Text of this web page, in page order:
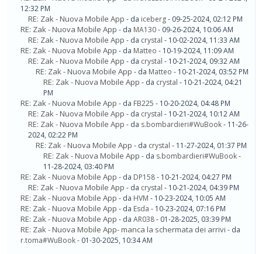
12:32 PM
RE: Zak - Nuova Mobile App - da iceberg- 09-25-2024, 02:12 PM
RE: Zak - Nuova Mobile App - da MA130- 09-26-2024, 10:06 AM
RE: Zak - Nuova Mobile App - da crystal - 10-02-2024, 11:33 AM
RE: Zak - Nuova Mobile App - da Matteo - 10-19-2024, 11:09 AM
RE: Zak - Nuova Mobile App - da crystal - 10-21-2024, 09:32 AM
RE: Zak - Nuova Mobile App - da Matteo - 10-21-2024, 03:52 PM
RE: Zak - Nuova Mobile App - da crystal - 10-21-2024, 04:21
PM
RE: Zak - Nuova Mobile App - da FB225 - 10-20-2024, 04:48 PM
RE: Zak - Nuova Mobile App - da crystal - 10-21-2024, 10:12 AM
RE: Zak - Nuova Mobile App - da s.bombardieri#WuBook- 11-26-
2024, 02:22 PM
RE: Zak - Nuova Mobile App - da crystal - 11-27-2024, 01:37 PM
RE: Zak - Nuova Mobile App - da s.bombardieri#WuBook-
11-28-2024, 03:40 PM
RE: Zak - Nuova Mobile App - da DP158- 10-21-2024, 04:27 PM
RE: Zak - Nuova Mobile App - da crystal - 10-21-2024, 04:39 PM
RE: Zak - Nuova Mobile App - da HVM - 10-23-2024, 10:05 AM
RE: Zak - Nuova Mobile App - da Esda - 10-23-2024, 07:16 PM
RE: Zak - Nuova Mobile App - da AR038- 01-28-2025, 03:39 PM
RE: Zak - Nuova Mobile App- manca la schermata dei arrivi - da
r.toma#WuBook- 01-30-2025, 10:34 AM